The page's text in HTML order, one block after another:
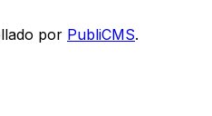
por PubliCMS.